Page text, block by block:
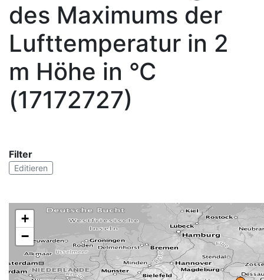
des Maximums der
Lufttemperatur in 2
m Höhe in °C
(17172727)
Filter
Editieren
+
−